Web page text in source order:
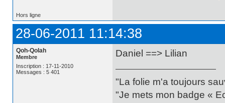
Hors ligne
28-06-2011 11:14:38
Qoh-Qolah
Membre
Inscription : 17-11-2010
Messages : 5 401
Daniel ==> Lilian
"La folie m'a toujours
"Je mets mon badge «